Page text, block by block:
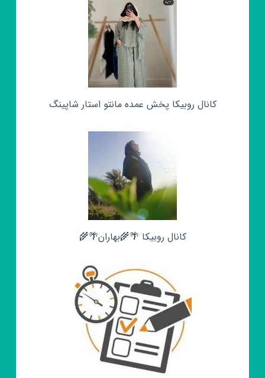
کانال روبیکا پخش عمده مانتو استار شاپینگ
کانال روبیکا 🌴🌾بهاران🌴🌾